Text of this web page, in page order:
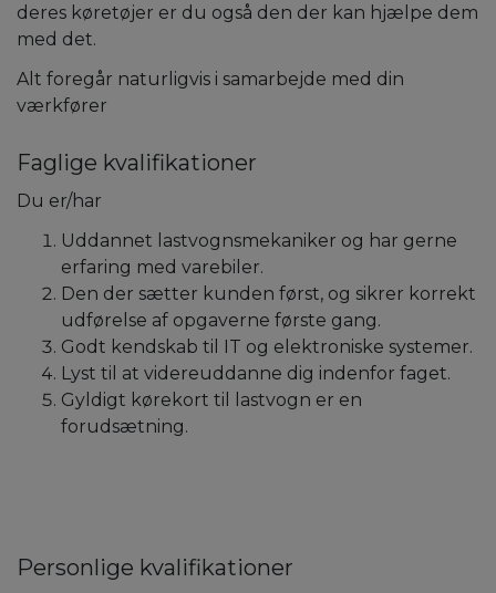
deres køretøjer er du også den der kan hjælpe dem
med det.
Alt foregår naturligvis i samarbejde med din
værkfører
Faglige kvalifikationer
Du er/har
Uddannet lastvognsmekaniker og har gerne
erfaring med varebiler.
Den der sætter kunden først, og sikrer korrekt
udførelse af opgaverne første gang.
Godt kendskab til IT og elektroniske systemer.
Lyst til at videreuddanne dig indenfor faget.
Gyldigt kørekort til lastvogn er en
forudsætning.
Personlige kvalifikationer